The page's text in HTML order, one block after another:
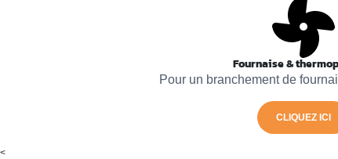
Fournaise &
Pour un branchement de
CLIQUEZ ICI
<